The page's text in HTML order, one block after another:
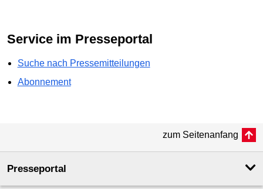
Service im Presseportal
Suche nach Pressemitteilungen
Abonnement
zum Seitenanfang
Presseportal